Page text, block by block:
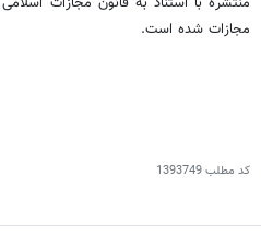
مجازات شده است.
کد مطلب1393749